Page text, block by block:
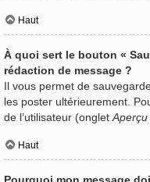
Haut
À quoi sert le bouton «
rédaction de message ?
Il vous permet de
les poster ultérieurement.
de l’utilisateur (onglet
Haut